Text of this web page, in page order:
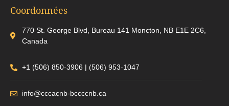
Coordonnées
770 St. George Blvd, Bureau 141 Moncton, NB E1E 2C6,
Canada
+1 (506) 850-3906 | (506) 953-1047
info@cccacnb-bccccnb.ca